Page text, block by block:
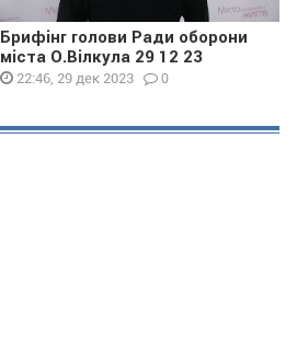
Брифінг голови Ради оборони
міста О.Вілкула 29 12 23
22:46, 29 дек 2023 0